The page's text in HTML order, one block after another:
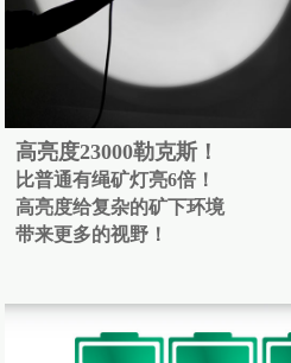
高亮度23000勒克斯！
比普通有绳矿灯亮6倍！
高亮度给复杂的矿下环境
带来更多的视野！